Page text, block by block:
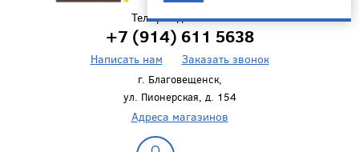
Телефон для связи
+7 (914) 611 5638
Написать нам Заказать звонок
г. Благовещенск,
ул. Пионерская, д. 154
Адреса магазинов